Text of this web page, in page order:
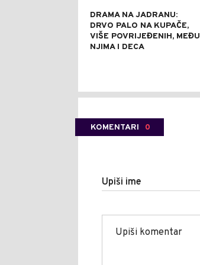
DRAMA NA JADRANU:
DRVO PALO NA KUPAČE,
VIŠE POVRIJEĐENIH, MEĐU
NJIMA I DECA
KOMENTARI 0
Upiši ime